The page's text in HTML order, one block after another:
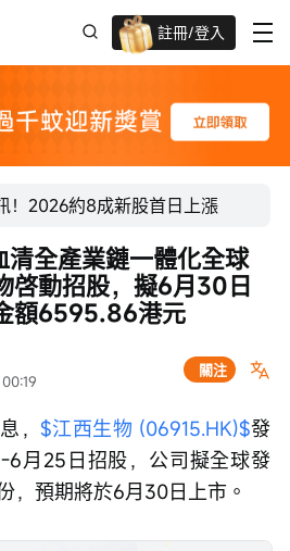
註冊/登入
高達過千蚊獎賞
！2026約8成新股首日上漲
關注
全產業鏈一體化全球
啓動招股，擬6月30日
額6595.86港元
，$江西生物 (06915.HK)$發
6月25日招股，公司擬全球發
，預期將於6月30日上市。